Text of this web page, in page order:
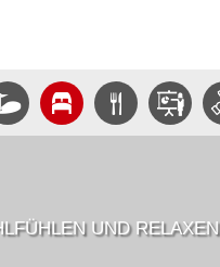
UND RELAXEN